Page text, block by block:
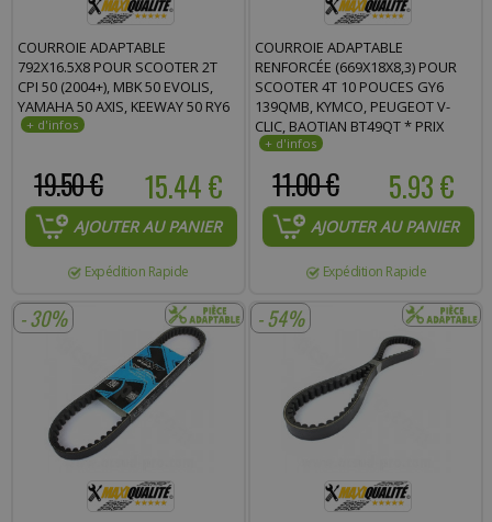
COURROIE ADAPTABLE
792X16.5X8 POUR SCOOTER 2T
CPI 50 (2004+), MBK 50 EVOLIS,
YAMAHA 50 AXIS, KEEWAY 50 RY6
15.44 €
19.50 €
AJOUTER AU PANIER
Expédition Rapide
COURROIE ADAPTABLE
RENFORCÉE (669X18X8,3) POUR
SCOOTER 4T 10 POUCES GY6
139QMB, KYMCO, PEUGEOT V-
CLIC, BAOTIAN BT49QT * PRIX
SPÉCIAL !
5.93 €
11.00 €
AJOUTER AU PANIER
Expédition Rapide
- 30% - 54%